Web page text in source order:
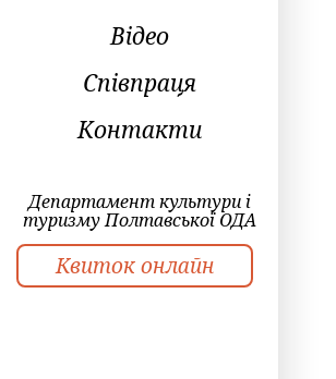
Відео
Співпраця
Контакти
Департамент культури і
туризму Полтавської ОДА
Квиток онлайн